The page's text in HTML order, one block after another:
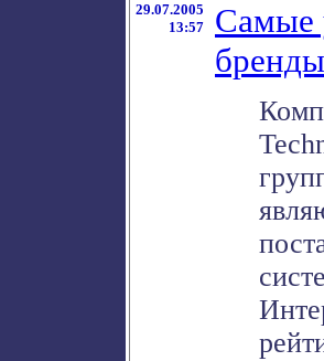
29.07.2005
13:57
Самые